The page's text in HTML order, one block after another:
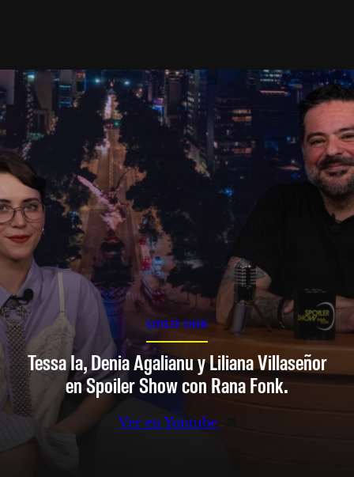
SPOILER SHOW
Tessa Ia, Denia Agalianu y Liliana Villaseñor
en Spoiler Show con Rana Fonk.
Ver en Youtube